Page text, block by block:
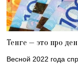
Тенге — это про
Весной 2022 года